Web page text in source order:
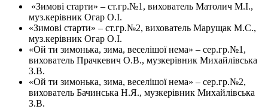
«Зимові старти» – ст.гр.№1, вихователь Матолич М.І.,
муз.керівник Огар О.І.
«Зимові старти» – ст.гр.№2, вихователь Марущак М.С.,
муз.керівник Огар О.І.
«Ой ти зимонька, зима, веселішої нема» – сер.гр.№1,
вихователь Прачкевич О.В., музкерівник Михайлівська
З.В.
«Ой ти зимонька, зима, веселішої нема» – сер.гр.№2,
вихователь Бачинська Н.Я., музкерівник Михайлівська
З.В.